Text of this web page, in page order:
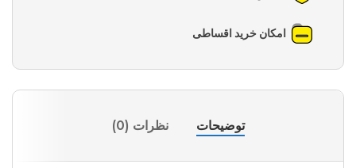
امکان خرید اقساطی
توضیحات نظرات (0)